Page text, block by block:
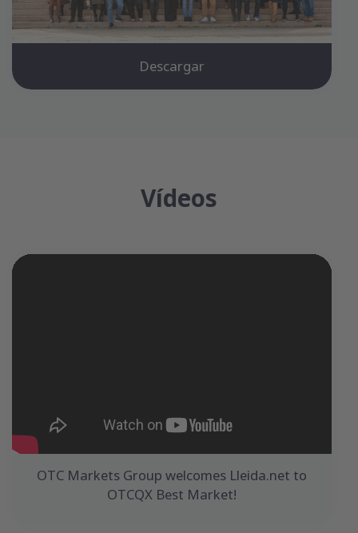
Descargar
Vídeos
OTC Markets Group welcomes Lleida.net to
OTCQX Best Market!